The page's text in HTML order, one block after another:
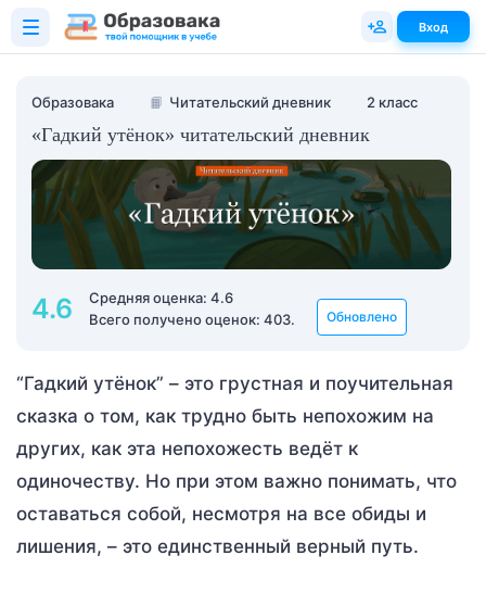
Образовака 📙 Читательский дневник 2 класс
«Гадкий утёнок» читательский дневник
4.6
Средняя оценка: 4.6
Всего получено оценок: 403.
Обновлено
“Гадкий утёнок” – это грустная и поучительная
сказка о том, как трудно быть непохожим на
других, как эта непохожесть ведёт к
одиночеству. Но при этом важно понимать, что
оставаться собой, несмотря на все обиды и
лишения, – это единственный верный путь.
Вход